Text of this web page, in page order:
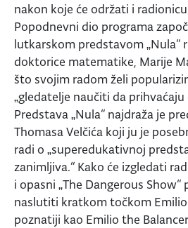
nakon koje će održati i
Popodnevni dio programa
lutkarskom predstavom „Nula“
doktorice matematike, Marije
što svojim radom želi
„gledatelje naučiti da prihvaćaju
Predstava „Nula“ najdraža je
Thomasa Velčića koji ju je
radi o „superedukativnoj
zanimljiva.“ Kako će izgledati
i opasni „The Dangerous
naslutiti kratkom točkom
poznatiji kao Emilio the